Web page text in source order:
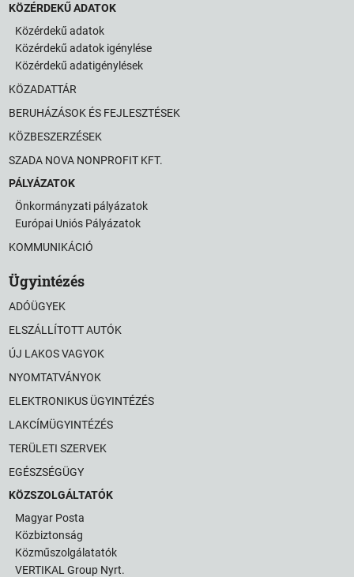
KÖZÉRDEKŰ ADATOK
Közérdekű adatok
Közérdekű adatok igénylése
Közérdekű adatigénylések
KÖZADATTÁR
BERUHÁZÁSOK ÉS FEJLESZTÉSEK
KÖZBESZERZÉSEK
SZADA NOVA NONPROFIT KFT.
PÁLYÁZATOK
Önkormányzati pályázatok
Európai Uniós Pályázatok
KOMMUNIKÁCIÓ
Ügyintézés
ADÓÜGYEK
ELSZÁLLÍTOTT AUTÓK
ÚJ LAKOS VAGYOK
NYOMTATVÁNYOK
ELEKTRONIKUS ÜGYINTÉZÉS
LAKCÍMÜGYINTÉZÉS
TERÜLETI SZERVEK
EGÉSZSÉGÜGY
KÖZSZOLGÁLTATÓK
Magyar Posta
Közbiztonság
Közműszolgálatatók
VERTIKAL Group Nyrt.